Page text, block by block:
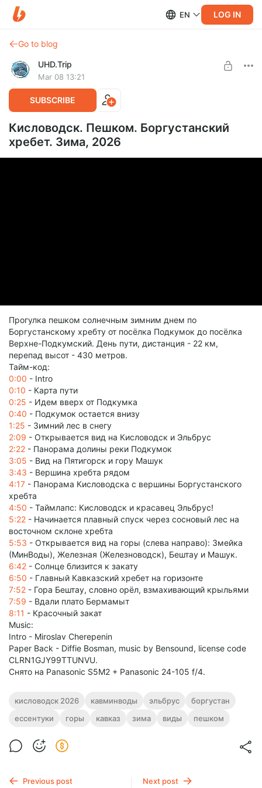
EN LOG IN
Go to blog
UHD.Trip
Mar 08 13:21
SUBSCRIBE
Кисловодск. Пешком. Боргустанский
хребет. Зима, 2026
Прогулка пешком солнечным зимним днем по
Боргустанскому хребту от посёлка Подкумок до посёлка
Верхне-Подкумский. День пути, дистанция - 22 км,
перепад высот - 430 метров.
Тайм-код:
0:00 - Intro
0:10 - Карта пути
0:25 - Идем вверх от Подкумка
0:40 - Подкумок остается внизу
1:25 - Зимний лес в снегу
2:09 - Открывается вид на Кисловодск и Эльбрус
2:22 - Панорама долины реки Подкумок
3:05 - Вид на Пятигорск и гору Машук
3:43 - Вершина хребта рядом
4:17 - Панорама Кисловодска с вершины Боргустанского
хребта
4:50 - Таймлапс: Кисловодск и красавец Эльбрус!
5:22 - Начинается плавный спуск через сосновый лес на
восточном склоне хребта
5:53 - Открывается вид на горы (слева направо): Змейка
(МинВоды), Железная (Железноводск), Бештау и Машук.
6:42 - Солнце близится к закату
6:50 - Главный Кавказский хребет на горизонте
7:52 - Гора Бештау, словно орёл, взмахивающий крыльями
7:59 - Вдали плато Бермамыт
8:11 - Красочный закат
Music:
Intro - Miroslav Cherepenin
Paper Back - Diffie Bosman, music by Bensound, license code
CLRN1GJY99TTUNVU.
Снято на Panasonic S5M2 + Panasonic 24-105 f/4.
кисловодск 2026 кавминводы эльбрус
боргустан
ессентуки
горы кавказ зима виды пешком
Previous post Next post